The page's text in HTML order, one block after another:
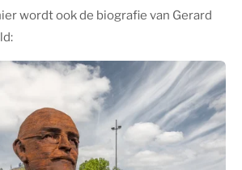
wordt ook de biografie van Gerard